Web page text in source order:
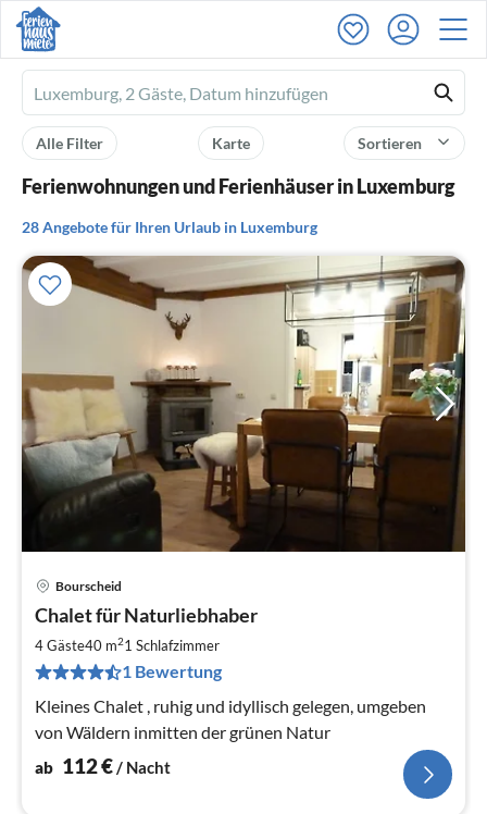
Ferienhausmiete
logo
Sortieren
Karte
Alle Filter
Ferienwohnungen und Ferienhäuser in Luxemburg
28 Angebote für Ihren Urlaub in Luxemburg
Bourscheid
Chalet für Naturliebhaber
4 Gäste40 m21 Schlafzimmer
1 Bewertung
Kleines Chalet , ruhig und idyllisch gelegen, umgeben
von Wäldern inmitten der grünen Natur
ab 112€/ Nacht